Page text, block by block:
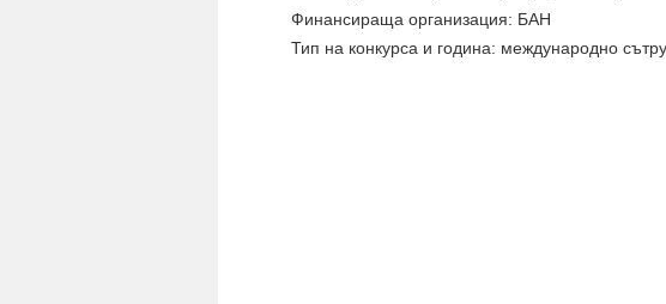
Финансираща организация: БАН
Тип на конкурса и година: международно